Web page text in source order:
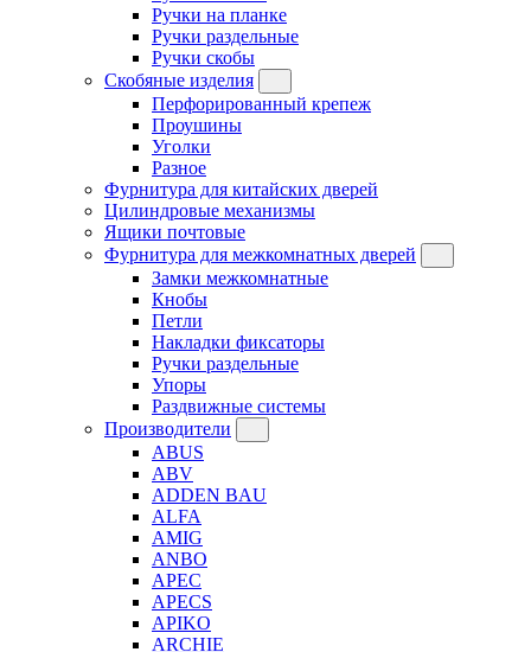
Ручки на планке
Ручки раздельные
Ручки скобы
Скобяные изделия
Перфорированный крепеж
Проушины
Уголки
Разное
Фурнитура для китайских дверей
Цилиндровые механизмы
Ящики почтовые
Фурнитура для межкомнатных дверей
Замки межкомнатные
Кнобы
Петли
Накладки фиксаторы
Ручки раздельные
Упоры
Раздвижные системы
Производители
ABUS
ABV
ADDEN BAU
ALFA
AMIG
ANBO
APEC
APECS
APIKO
ARCHIE